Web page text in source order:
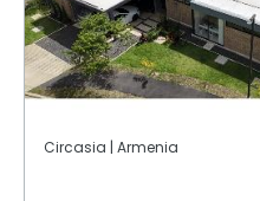
Circasia | Armenia